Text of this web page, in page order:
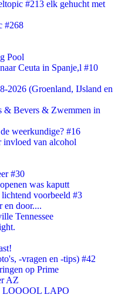
#213 elk gehucht met
#268
Pool
Ceuta in Spanje,l #10
2026 (Groenland, IJsland en
Bevers & Zwemmen in
weerkundige? #16
invloed van alcohol
#30
was kaputt
voorbeeld #3
en door....
Tennessee
-vragen en -tips) #42
op Prime
AZ
LOOOOL LAPO